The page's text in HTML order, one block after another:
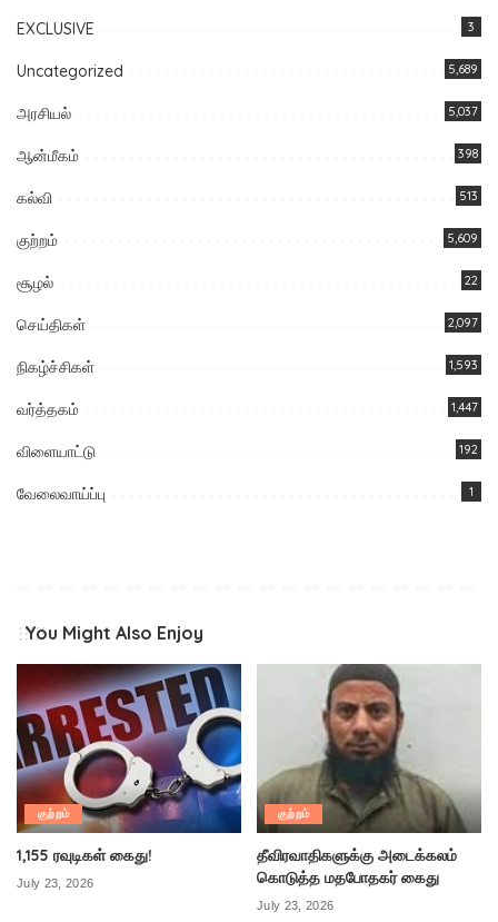
EXCLUSIVE 3
Uncategorized 5,689
அரசியல் 5,037
ஆன்மீகம் 398
கல்வி 513
குற்றம் 5,609
சூழல் 22
செய்திகள் 2,097
நிகழ்ச்சிகள் 1,593
வர்த்தகம் 1,447
விளையாட்டு 192
வேலைவாய்ப்பு 1
You Might Also Enjoy
குற்றம்
1,155 ரவுடிகள் கைது!
July 23, 2026
குற்றம்
தீவிரவாதிகளுக்கு அடைக்கலம்
கொடுத்த மதபோதகர் கைது
July 23, 2026